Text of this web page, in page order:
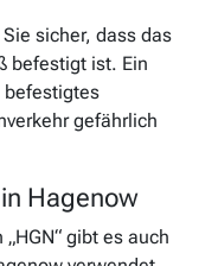
sicher, dass das
befestigt ist. Ein
befestigtes
gefährlich
Hagenow
gibt es auch